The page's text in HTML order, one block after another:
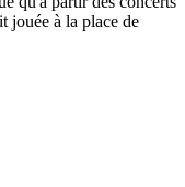
jouée à la place de